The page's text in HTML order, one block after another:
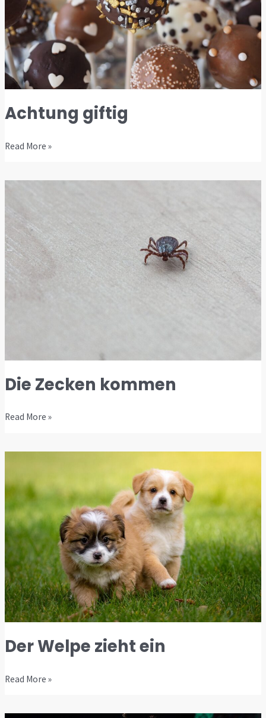
Achtung giftig
Read More »
Die Zecken kommen
kommen
Read More »
Der Welpe zieht ein
zieht
ein
Read More »